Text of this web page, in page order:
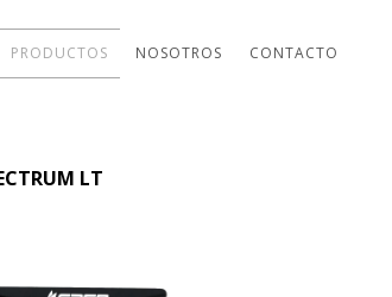
PRODUCTOS NOSOTROS CONTACTO
LT